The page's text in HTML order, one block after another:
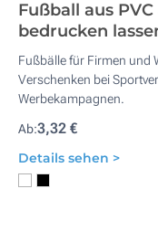
Fußball aus
bedrucken
Fußbälle für Firmen und
Verschenken bei
Werbekampagnen.
Ab:3,32 €
Details sehen >